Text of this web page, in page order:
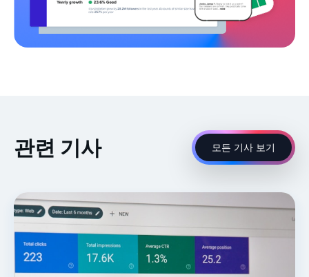
관련 기사 모든 기사 보기